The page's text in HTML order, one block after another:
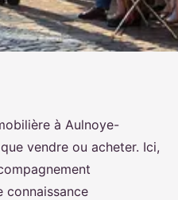
partenaire
aymeries :
à Aulnoye-
vendre ou acheter. Ici,
connaissance